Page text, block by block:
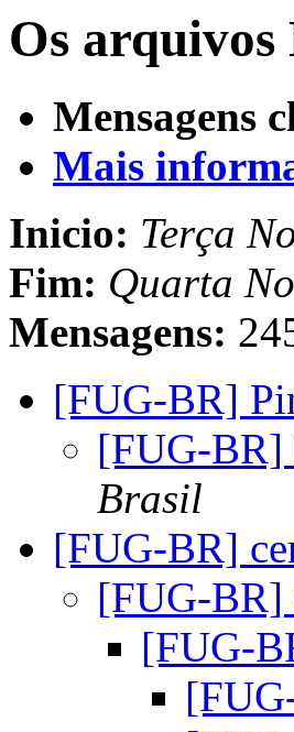
Os arquivos
Mensagens
Mais
Inicio: Terça
Fim: Quarta
Mensagens:
[FUG-BR]
[FUG-BR]
Brasil
[FUG-BR]
[FUG-BR]
[FUG-